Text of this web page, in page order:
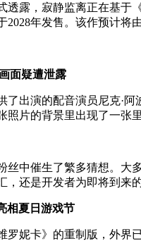
，寂静监离正在基于《
年发售。该作预计将
面疑遭泄露
演的配音演员尼克·阿
照片的背景里出现了一张
催生了繁多猜想。大多
，还是开发者为即将到来
相夏日游戏节
卡》的重制版，外界已